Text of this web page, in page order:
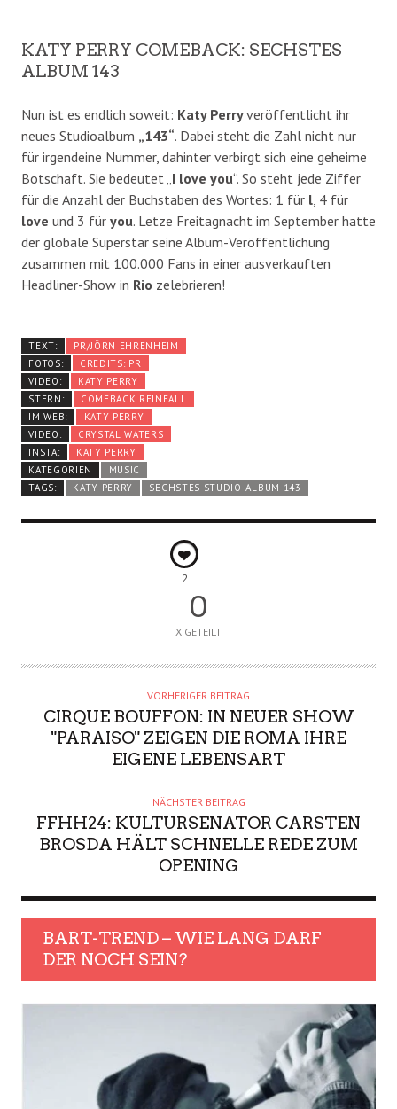
KATY PERRY COMEBACK: SECHSTES
ALBUM 143
Nun ist es endlich soweit: Katy Perryveröffentlicht ihr
neues Studioalbum „143“. Dabei steht die Zahl nicht nur
für irgendeine Nummer, dahinter verbirgt sich eine geheime
Botschaft. Sie bedeutet „I love you“. So steht jede Ziffer
für die Anzahl der Buchstaben des Wortes: 1 für l, 4 für
love und 3 für you. Letze Freitagnacht im September hatte
der globale Superstar seine Album-Veröffentlichung
zusammen mit 100.000 Fans in einer ausverkauften
Headliner-Show in Rio zelebrieren!
TEXT:
PR/JÖRN EHRENHEIM
FOTOS:
CREDITS: PR
VIDEO:
KATY PERRY
STERN:
COMEBACK REINFALL
IM WEB:
KATY PERRY
VIDEO:
CRYSTAL WATERS
INSTA:
KATY PERRY
KATEGORIEN
MUSIC
TAGS:
KATY PERRY SECHSTES STUDIO-ALBUM 143
2
0
X GETEILT
VORHERIGER BEITRAG
CIRQUE BOUFFON: IN NEUER SHOW
"PARAISO" ZEIGEN DIE ROMA IHRE
EIGENE LEBENSART
NÄCHSTER BEITRAG
FFHH24: KULTURSENATOR CARSTEN
BROSDA HÄLT SCHNELLE REDE ZUM
OPENING
BART-TREND – WIE LANG DARF
DER NOCH SEIN?